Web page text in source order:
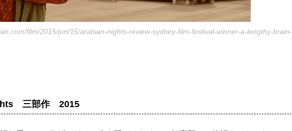
film/2015/jun/15/arabian-nights-review-sydney-film-festival-winner-a-lengthy-brain-
三部作 2015